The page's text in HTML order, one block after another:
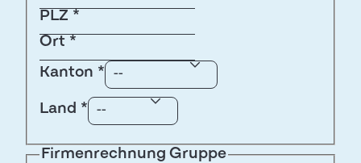
PLZ *
Ort *
Kanton *
Land *
Firmenrechnung Gruppe